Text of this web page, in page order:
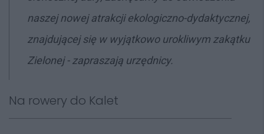
naszej nowej atrakcji ekologiczno-dydaktycznej,
znajdującej się w wyjątkowo urokliwym zakątku
Zielonej - zapraszają urzędnicy.
Na rowery do Kalet